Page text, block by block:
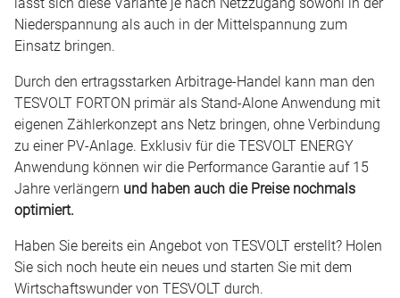
Niederspannung als auch in der Mittelspannung zum
Einsatz bringen.
Durch den ertragsstarken Arbitrage-Handel kann man den
TESVOLT FORTON primär als Stand-Alone Anwendung mit
eigenen Zählerkonzept ans Netz bringen, ohne Verbindung
zu einer PV-Anlage. Exklusiv für die TESVOLT ENERGY
Anwendung können wir die Performance Garantie auf 15
Jahre verlängern und haben auch die Preise nochmals
optimiert.
Haben Sie bereits ein Angebot von TESVOLT erstellt? Holen
Sie sich noch heute ein neues und starten Sie mit dem
Wirtschaftswunder von TESVOLT durch.